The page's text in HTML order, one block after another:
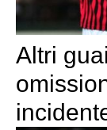
Altri